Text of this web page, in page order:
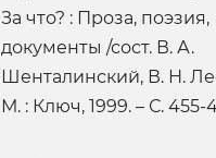
За что? : Проза, поэзия,
документы /сост. В. А.
Шенталинский, В. Н.
М. : Ключ, 1999. – С. 455-